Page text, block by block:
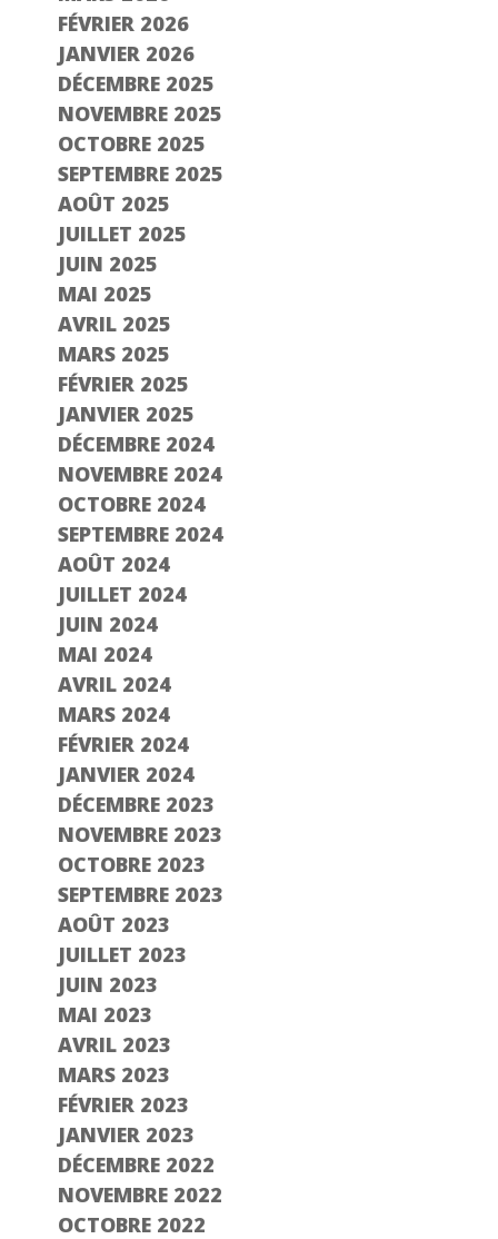
FÉVRIER 2026
JANVIER 2026
DÉCEMBRE 2025
NOVEMBRE 2025
OCTOBRE 2025
SEPTEMBRE 2025
AOÛT 2025
JUILLET 2025
JUIN 2025
MAI 2025
AVRIL 2025
MARS 2025
FÉVRIER 2025
JANVIER 2025
DÉCEMBRE 2024
NOVEMBRE 2024
OCTOBRE 2024
SEPTEMBRE 2024
AOÛT 2024
JUILLET 2024
JUIN 2024
MAI 2024
AVRIL 2024
MARS 2024
FÉVRIER 2024
JANVIER 2024
DÉCEMBRE 2023
NOVEMBRE 2023
OCTOBRE 2023
SEPTEMBRE 2023
AOÛT 2023
JUILLET 2023
JUIN 2023
MAI 2023
AVRIL 2023
MARS 2023
FÉVRIER 2023
JANVIER 2023
DÉCEMBRE 2022
NOVEMBRE 2022
OCTOBRE 2022